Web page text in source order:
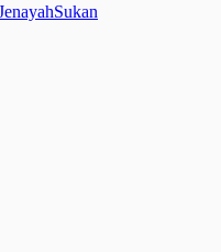
Sukan